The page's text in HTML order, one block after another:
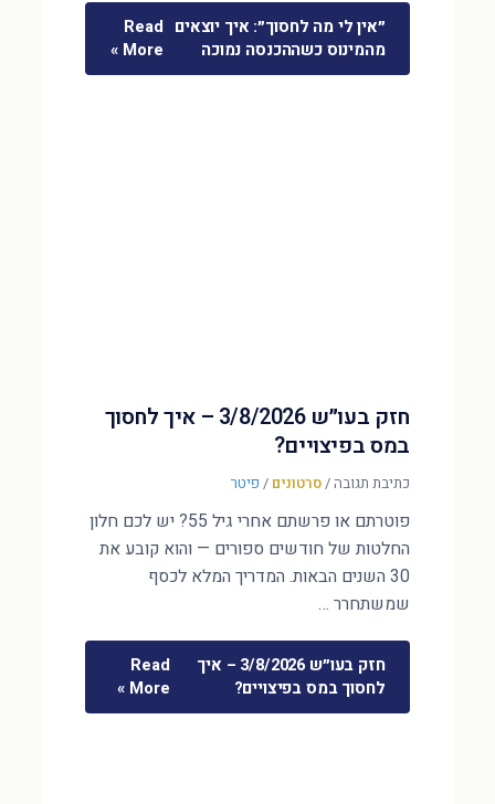
״אין לי מה לחסוך״: איך יוצאים
מהמינוס כשההכנסה נמוכה
Read
More »
חזק בעו״ש 3/8/2026 – איך לחסוך
במס בפיצויים?
כתיבת תגובה/סרטונים / פיטר
פוטרתם או פרשתם אחרי גיל 55? יש לכם חלון
החלטות של חודשים ספורים — והוא קובע את
30 השנים הבאות. המדריך המלא לכסף
שמשתחרר …
חזק בעו״ש 3/8/2026 – איך
לחסוך במס בפיצויים?
Read
More »